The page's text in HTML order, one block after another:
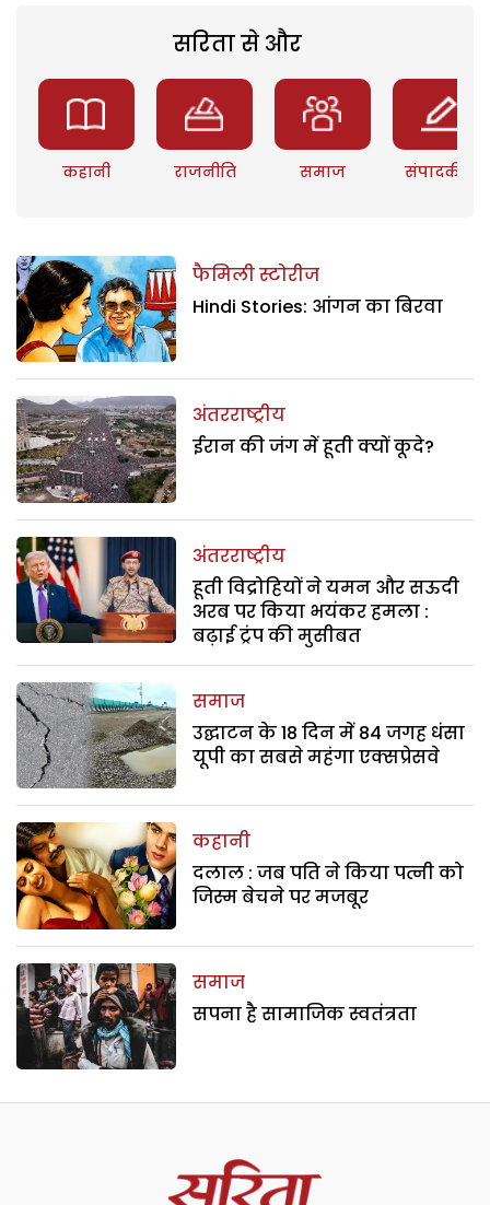
सरिता से और
कहानी राजनीति समाज संपादकीय
फैमिली स्टोरीज
Hindi Stories: आंगन का बिरवा
अंतरराष्ट्रीय
ईरान की जंग में हूती क्यों कूदे?
अंतरराष्ट्रीय
हूती विद्रोहियों ने यमन और सऊदी
अरब पर किया भयंकर हमला :
बढ़ाई ट्रंप की मुसीबत
समाज
उद्घाटन के 18 दिन में 84 जगह धंसा
यूपी का सबसे महंगा एक्सप्रेसवे
कहानी
दलाल : जब पति ने किया पत्नी को
जिस्म बेचने पर मजबूर
समाज
सपना है सामाजिक स्वतंत्रता